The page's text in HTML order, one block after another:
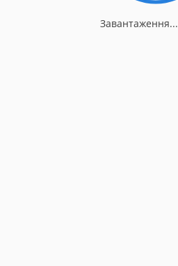
Завантаження...